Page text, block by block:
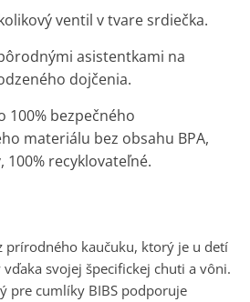
ventil v tvare srdiečka.
asistentkami na
dojčenia.
100% bezpečného
materiálu bez obsahu BPA,
100% recyklovateľné.
prírodného kaučuku, ktorý je u detí
svojej špecifickej chuti a vôni.
pre cumlíky BIBS podporuje